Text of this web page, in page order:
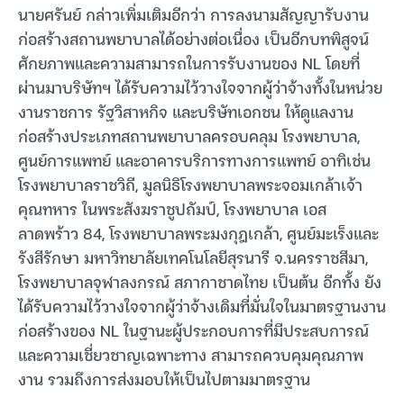
นายศรันย์ กล่าวเพิ่มเติมอีกว่า การลงนามสัญญารับงาน
ก่อสร้างสถานพยาบาลได้อย่างต่อเนื่อง เป็นอีกบทพิสูจน์
ศักยภาพและความสามารถในการรับงานของ NL โดยที่
ผ่านมาบริษัทฯ ได้รับความไว้วางใจจากผู้ว่าจ้างทั้งในหน่วย
งานราชการ รัฐวิสาหกิจ และบริษัทเอกชน ให้ดูแลงาน
ก่อสร้างประเภทสถานพยาบาลครอบคลุม โรงพยาบาล,
ศูนย์การแพทย์ และอาคารบริการทางการแพทย์ อาทิเช่น
โรงพยาบาลราชวิถี, มูลนิธิโรงพยาบาลพระจอมเกล้าเจ้า
คุณทหาร ในพระสังฆราชูปถัมป์, โรงพยาบาล เอส
ลาดพร้าว 84, โรงพยาบาลพระมงกุฎเกล้า, ศูนย์มะเร็งและ
รังสีรักษา มหาวิทยาลัยเทคโนโลยีสุรนารี จ.นครราชสีมา,
โรงพยาบาลจุฬาลงกรณ์ สภากาชาดไทย เป็นต้น อีกทั้ง ยัง
ได้รับความไว้วางใจจากผู้ว่าจ้างเดิมที่มั่นใจในมาตรฐานงาน
ก่อสร้างของ NL ในฐานะผู้ประกอบการที่มีประสบการณ์
และความเชี่ยวชาญเฉพาะทาง สามารถควบคุมคุณภาพ
งาน รวมถึงการส่งมอบให้เป็นไปตามมาตรฐาน